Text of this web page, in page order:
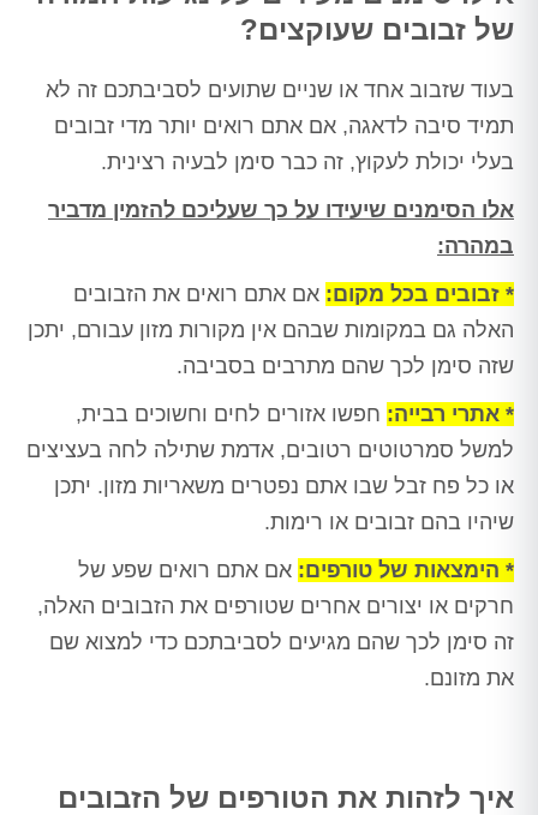
של זבובים שעוקצים?
בעוד שזבוב אחד או שניים שתועים לסביבתכם זה לא
תמיד סיבה לדאגה, אם אתם רואים יותר מדי זבובים
בעלי יכולת לעקוץ, זה כבר סימן לבעיה רצינית.
אלו הסימנים שיעידו על כך שעליכם להזמין מדביר
במהרה:
* זבובים בכל מקום: אם אתם רואים את הזבובים
האלה גם במקומות שבהם אין מקורות מזון עבורם, יתכן
שזה סימן לכך שהם מתרבים בסביבה.
* אתרי רבייה: חפשו אזורים לחים וחשוכים בבית,
למשל סמרטוטים רטובים, אדמת שתילה לחה בעציצים
או כל פח זבל שבו אתם נפטרים משאריות מזון. יתכן
שיהיו בהם זבובים או רימות.
* הימצאות של טורפים: אם אתם רואים שפע של
חרקים או יצורים אחרים שטורפים את הזבובים האלה,
זה סימן לכך שהם מגיעים לסביבתכם כדי למצוא שם
את מזונם.
איך לזהות את הטורפים של הזבובים